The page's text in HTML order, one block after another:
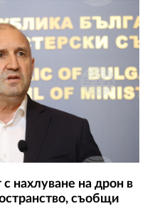
нахлуване на дрон в
съобщи